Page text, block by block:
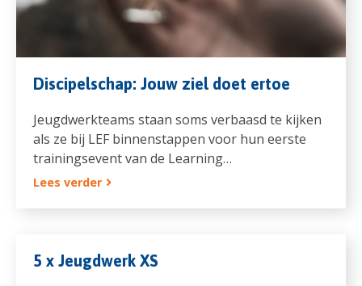
Discipelschap: Jouw ziel doet ertoe
Jeugdwerkteams staan soms verbaasd te kijken
als ze bij LEF binnenstappen voor hun eerste
trainingsevent van de Learning…
Lees verder
5 x Jeugdwerk XS